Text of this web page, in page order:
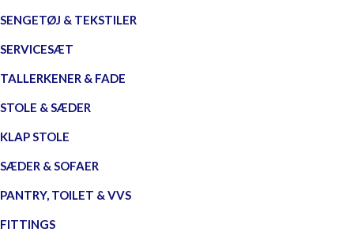
SENGETØJ & TEKSTILER
SERVICESÆT
TALLERKENER & FADE
STOLE & SÆDER
KLAP STOLE
SÆDER & SOFAER
PANTRY, TOILET & VVS
FITTINGS